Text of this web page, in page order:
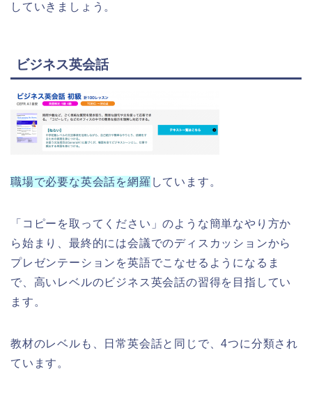
していきましょう。
ビジネス英会話
職場で必要な英会話を網羅 しています。
「コピーを取ってください」のような簡単なやり方か
ら始まり、最終的には会議でのディスカッションから
プレゼンテーションを英語でこなせるようになるま
で、高いレベルのビジネス英会話の習得を目指してい
ます。
教材のレベルも、日常英会話と同じで、4つに分類され
ています。